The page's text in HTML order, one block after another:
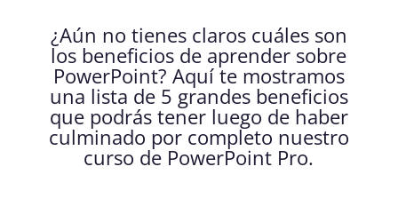
¿Aún no tienes claros cuáles son
los beneficios de aprender sobre
PowerPoint? Aquí te mostramos
una lista de 5 grandes beneficios
que podrás tener luego de haber
culminado por completo nuestro
curso de PowerPoint Pro.